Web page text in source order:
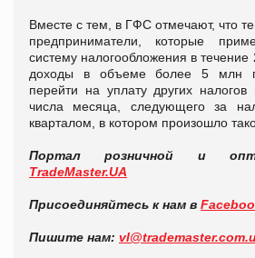
Вместе с тем, в ГФС отмечают, что
предприниматели, которые
систему налогообложения в течение
доходы в объеме более 5 млн
перейти на уплату других
числа месяца, следующего за
кварталом, в котором произошло
Портал розничной и
TradeMaster.UA
Присоединяйтесь к нам в
Пишите нам: